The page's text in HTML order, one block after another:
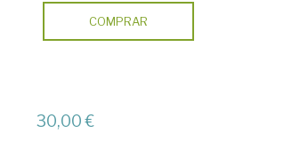
COMPRAR
30,00 €